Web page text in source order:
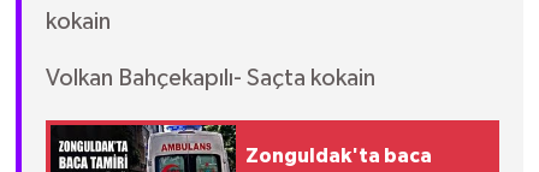
kokain
Volkan Bahçekapılı- Saçta kokain
Zonguldak'ta baca